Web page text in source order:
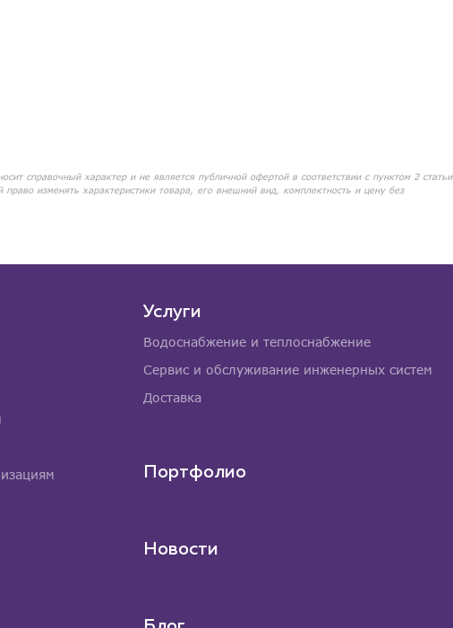
справочный характер и не является публичной офертой в соответствии с пунктом 2 статьи
изменять характеристики товара, его внешний вид, комплектность и цену без
Услуги
Водоснабжение и теплоснабжение
Сервис и обслуживание инженерных систем
Доставка
Портфолио
Новости